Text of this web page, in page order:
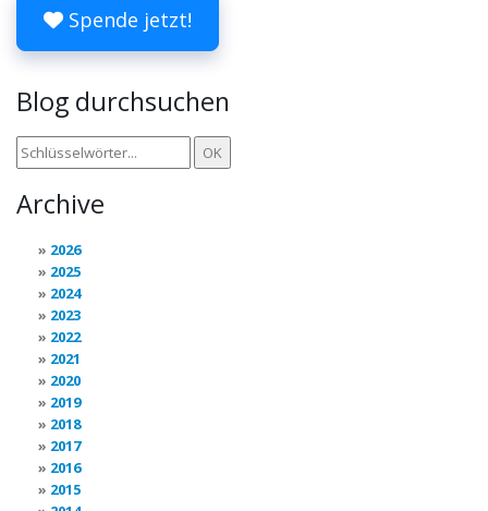
Spende jetzt!
Blog durchsuchen
Archive
2026
2025
2024
2023
2022
2021
2020
2019
2018
2017
2016
2015